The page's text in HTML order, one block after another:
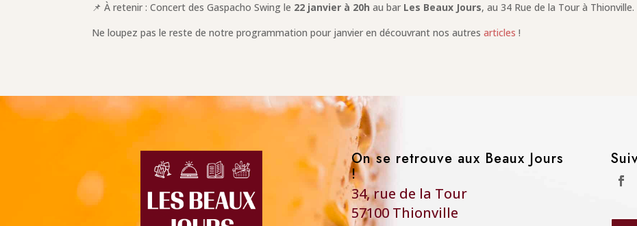
📌 À retenir : Concert des Gaspacho Swing le 22 janvier à 20h au bar Les Beaux Jours, au 34 Rue de la Tour à Thionville.
Ne loupez pas le reste de notre programmation pour janvier en découvrant nos autresarticles !
On se retrouve aux Beaux Jours
!
34, rue de la Tour
57100 Thionville